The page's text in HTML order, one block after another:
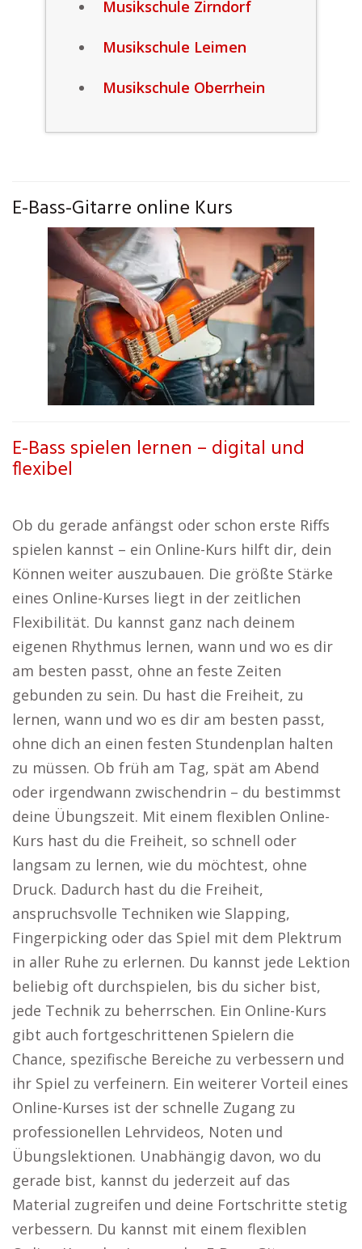
Musikschule Zirndorf
Musikschule Leimen
Musikschule Oberrhein
E-Bass-Gitarre online Kurs
E-Bass spielen lernen – digital und
flexibel
Ob du gerade anfängst oder schon erste Riffs
spielen kannst – ein Online-Kurs hilft dir, dein
Können weiter auszubauen. Die größte Stärke
eines Online-Kurses liegt in der zeitlichen
Flexibilität. Du kannst ganz nach deinem
eigenen Rhythmus lernen, wann und wo es dir
am besten passt, ohne an feste Zeiten
gebunden zu sein. Du hast die Freiheit, zu
lernen, wann und wo es dir am besten passt,
ohne dich an einen festen Stundenplan halten
zu müssen. Ob früh am Tag, spät am Abend
oder irgendwann zwischendrin – du bestimmst
deine Übungszeit. Mit einem flexiblen Online-
Kurs hast du die Freiheit, so schnell oder
langsam zu lernen, wie du möchtest, ohne
Druck. Dadurch hast du die Freiheit,
anspruchsvolle Techniken wie Slapping,
Fingerpicking oder das Spiel mit dem Plektrum
in aller Ruhe zu erlernen. Du kannst jede Lektion
beliebig oft durchspielen, bis du sicher bist,
jede Technik zu beherrschen. Ein Online-Kurs
gibt auch fortgeschrittenen Spielern die
Chance, spezifische Bereiche zu verbessern und
ihr Spiel zu verfeinern. Ein weiterer Vorteil eines
Online-Kurses ist der schnelle Zugang zu
professionellen Lehrvideos, Noten und
Übungslektionen. Unabhängig davon, wo du
gerade bist, kannst du jederzeit auf das
Material zugreifen und deine Fortschritte stetig
verbessern. Du kannst mit einem flexiblen